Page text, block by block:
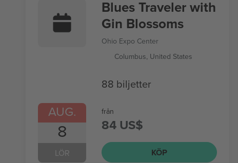
AUG.
8
LÖR
Blues Traveler with
Gin Blossoms
Ohio Expo Center
Columbus, United States
88 biljetter
från
84 US$
KÖP